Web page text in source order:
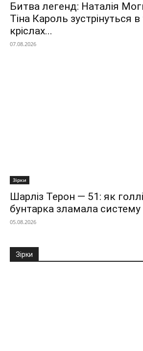
Битва легенд: Наталія
Тіна Кароль зустрінуться
кріслах...
07.08.2026
Зірки
Шарліз Терон — 51: як
бунтарка зламала систему
05.08.2026
Зірки